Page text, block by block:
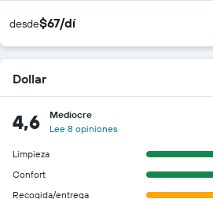
desde$67/dí
Dollar
4,6
Mediocre
Lee 8 opiniones
Limpieza
Confort
Recogida/entrega